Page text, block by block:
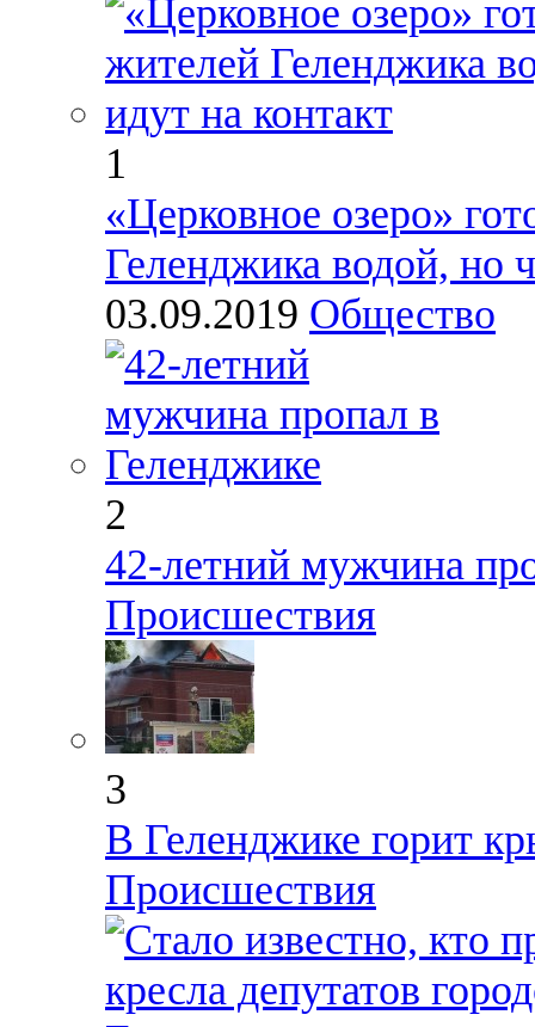
1
«Церковное озеро»
Геленджика водой, но
03.09.2019 Общество
2
42-летний мужчина
Происшествия
3
В Геленджике горит
Происшествия